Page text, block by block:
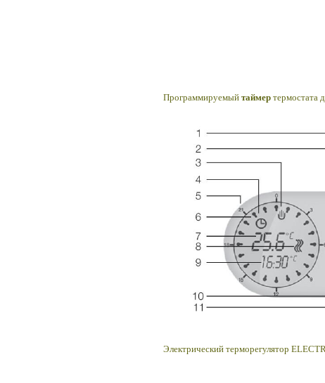
Программируемый таймер термостата
Электрический терморегулятор